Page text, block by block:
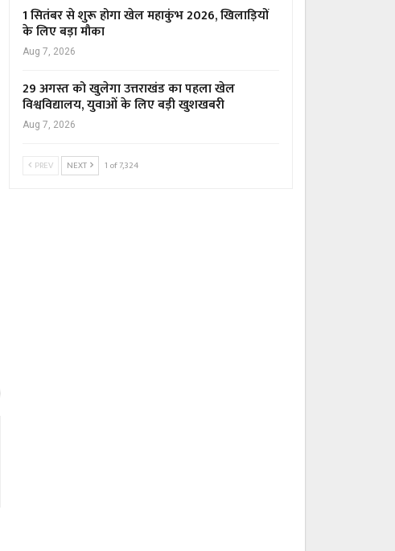
1 सितंबर से शुरू होगा खेल महाकुंभ 2026, खिलाड़ियों
के लिए बड़ा मौका
Aug 7, 2026
29 अगस्त को खुलेगा उत्तराखंड का पहला खेल
विश्वविद्यालय, युवाओं के लिए बड़ी खुशखबरी
Aug 7, 2026
PREV NEXT 1 of 7,324